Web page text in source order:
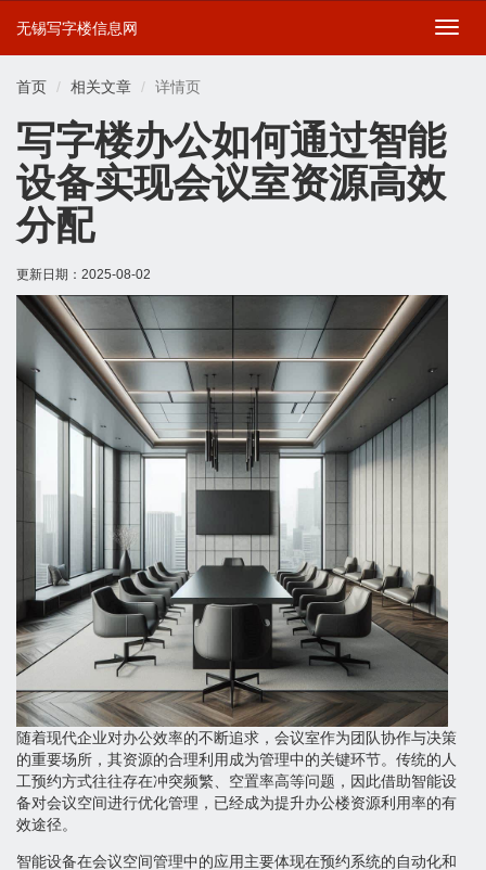
切
无锡写字楼信息网
首页 相关文章 详情页
写字楼办公如何通过智能
设备实现会议室资源高效
分配
更新日期： 2025-08-02
随着现代企业对办公效率的不断追求，会议室作为团队协作与决策
的重要场所，其资源的合理利用成为管理中的关键环节。传统的人
工预约方式往往存在冲突频繁、空置率高等问题，因此借助智能设
备对会议空间进行优化管理，已经成为提升办公楼资源利用率的有
效途径。
智能设备在会议空间管理中的应用主要体现在预约系统的自动化和